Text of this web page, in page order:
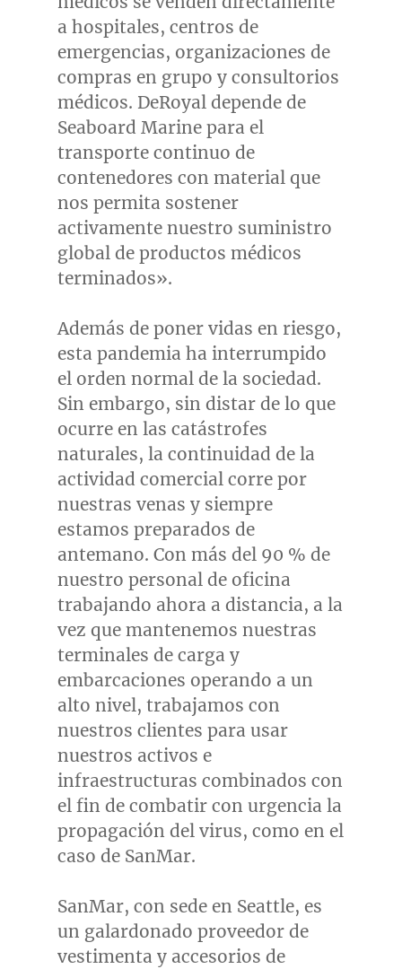
a hospitales, centros de
emergencias, organizaciones de
compras en grupo y consultorios
médicos. DeRoyal depende de
Seaboard Marine para el
transporte continuo de
contenedores con material que
nos permita sostener
activamente nuestro suministro
global de productos médicos
terminados».
Además de poner vidas en riesgo,
esta pandemia ha interrumpido
el orden normal de la sociedad.
Sin embargo, sin distar de lo que
ocurre en las catástrofes
naturales, la continuidad de la
actividad comercial corre por
nuestras venas y siempre
estamos preparados de
antemano. Con más del 90 % de
nuestro personal de oficina
trabajando ahora a distancia, a la
vez que mantenemos nuestras
terminales de carga y
embarcaciones operando a un
alto nivel, trabajamos con
nuestros clientes para usar
nuestros activos e
infraestructuras combinados con
el fin de combatir con urgencia la
propagación del virus, como en el
caso de SanMar.
SanMar, con sede en Seattle, es
un galardonado proveedor de
vestimenta y accesorios de